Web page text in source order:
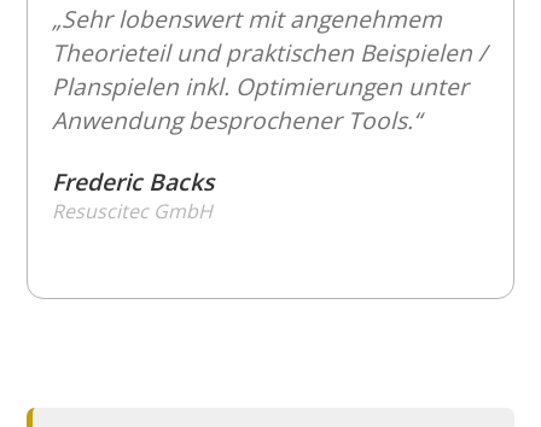
„Sehr lobenswert mit angenehmem
Theorieteil und praktischen Beispielen /
Planspielen inkl. Optimierungen unter
Anwendung besprochener Tools.“
Frederic Backs
Resuscitec GmbH